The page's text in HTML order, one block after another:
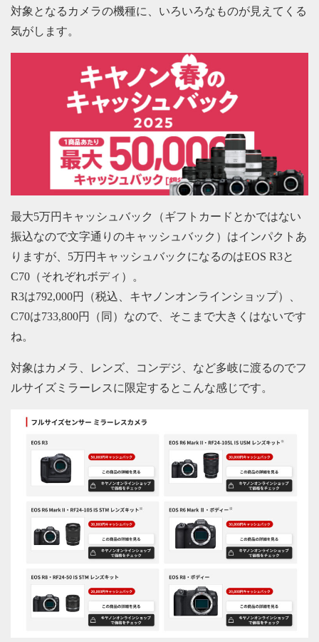
対象となるカメラの機種に、いろいろなものが見えてくる
気がします。
最大5万円キャッシュバック（ギフトカードとかではない
振込なので文字通りのキャッシュバック）はインパクトあ
りますが、5万円キャッシュバックになるのはEOS R3と
C70（それぞれボディ）。
R3は792,000円（税込、キヤノンオンラインショップ）、
C70は733,800円（同）なので、そこまで大きくはないです
ね。
対象はカメラ、レンズ、コンデジ、など多岐に渡るのでフ
ルサイズミラーレスに限定するとこんな感じです。